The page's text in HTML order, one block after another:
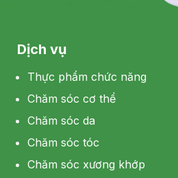
Dịch vụ
Thực phẩm chức năng
Chăm sóc cơ thể
Chăm sóc da
Chăm sóc tóc
Chăm sóc xương khớp